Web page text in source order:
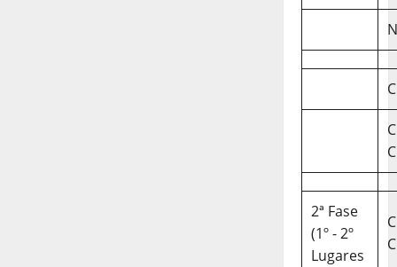
C
2ª Fase
(1º - 2º
Lugares
C